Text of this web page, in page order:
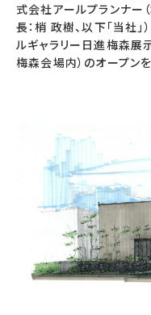
式会社アールプランナー
長：梢 政樹、以下「当社
ルギャラリー日進梅森展
梅森会場内）のオープン